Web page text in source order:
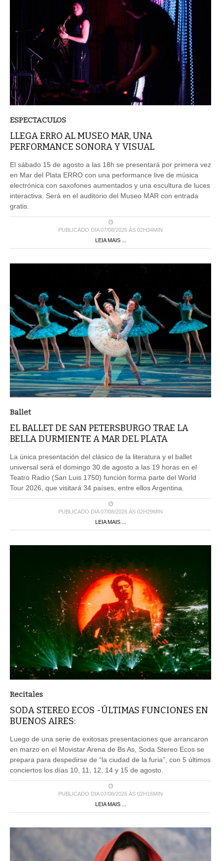
ESPECTACULOS
LLEGA ERRO AL MUSEO MAR, UNA
PERFORMANCE SONORA Y VISUAL
El sábado 15 de agosto a las 18h se presentará por primera vez
en Mar del Plata ERRO con una performance live de música
electrónica con saxofones aumentados y una escultura de luces
interactiva. Será en el auditorio del Museo MAR con entrada
gratis.
PUBLICADO DIA 07/08/2026 ÀS 02H34MIN
LEIA MAIS ...
Ballet
EL BALLET DE SAN PETERSBURGO TRAE LA
BELLA DURMIENTE A MAR DEL PLATA
La única presentación del clásico de la literatura y el ballet
universal será el domingo 30 de agosto a las 19 horas en el
Teatro Radio (San Luis 1750) función forma parte del World
Tour 2026, que visitará 34 países, entre ellos Argentina.
PUBLICADO DIA 07/08/2026 ÀS 02H29MIN
LEIA MAIS ...
Recitales
SODA STEREO ECOS -ÚLTIMAS FUNCIONES EN
BUENOS AIRES:
Luego de una serie de exitosas presentaciones que arrancaron
en marzo en el Movistar Arena de Bs As, Soda Stereo Ecos se
prepara para despedirse de “la ciudad de la furia”, con 5 últimos
conciertos los días 10, 11, 12, 14 y 15 de agosto.
PUBLICADO DIA 07/08/2026 ÀS 02H16MIN
LEIA MAIS ...